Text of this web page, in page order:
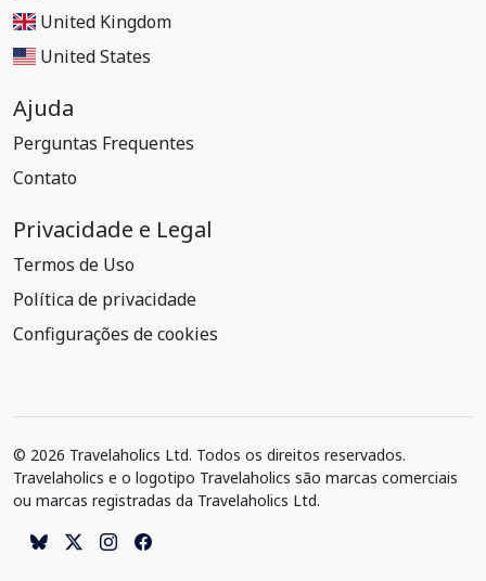
United Kingdom
United States
Ajuda
Perguntas Frequentes
Contato
Privacidade e Legal
Termos de Uso
Política de privacidade
Configurações de cookies
© 2026 Travelaholics Ltd. Todos os direitos reservados.
Travelaholics e o logotipo Travelaholics são marcas comerciais
ou marcas registradas da Travelaholics Ltd.